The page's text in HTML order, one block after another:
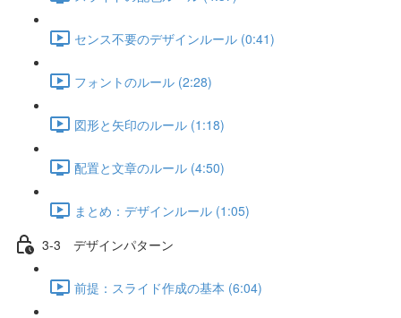
センス不要のデザインルール (0:41)
フォントのルール (2:28)
図形と矢印のルール (1:18)
配置と文章のルール (4:50)
まとめ：デザインルール (1:05)
3-3 デザインパターン
前提：スライド作成の基本 (6:04)